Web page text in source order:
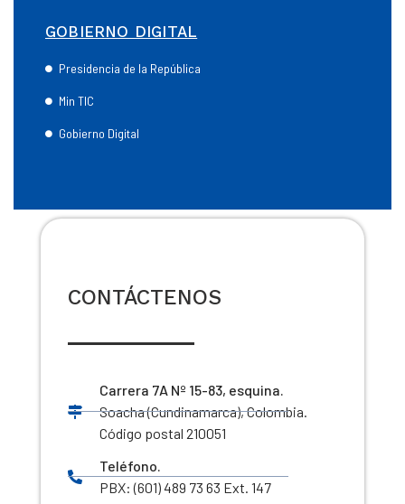
GOBIERNO DIGITAL
Presidencia de la República
Min TIC
Gobierno Digital
CONTÁCTENOS
Carrera 7A Nº 15-83, esquina.
Soacha (Cundinamarca), Colombia.
Código postal 210051
Teléfono.
PBX: (601) 489 73 63 Ext. 147